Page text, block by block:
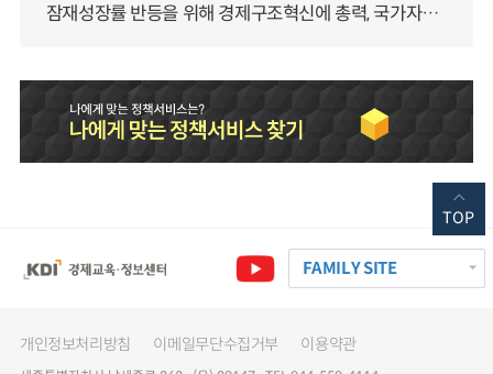
잠재성장률 반등을 위해 경제구조혁신에 총력, 국가자산 관리체계 대전환
FAMILY SITE
개인정보처리방침 이메일무단수집거부 이용약관
TOP